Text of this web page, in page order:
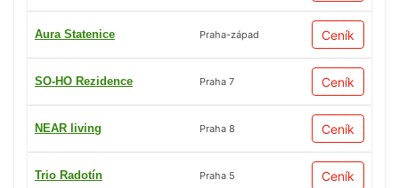
Aura Statenice Praha-západ Ceník
SO-HO Rezidence Praha 7 Ceník
NEAR living Praha 8 Ceník
Trio Radotín Praha 5 Ceník